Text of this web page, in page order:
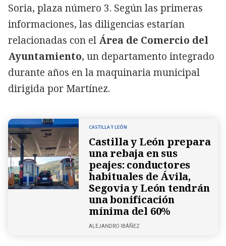
Soria, plaza número 3. Según las primeras
informaciones, las diligencias estarían
relacionadas con el Área de Comercio del
Ayuntamiento, un departamento integrado
durante años en la maquinaria municipal
dirigida por Martínez.
CASTILLA Y LEÓN
Castilla y León prepara
una rebaja en sus
peajes: conductores
habituales de Ávila,
Segovia y León tendrán
una bonificación
mínima del 60%
ALEJANDRO IBÁÑEZ